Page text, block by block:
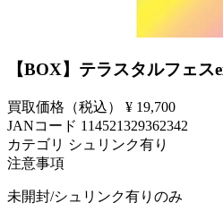
【BOX】テラスタルフェス
買取価格（税込）
¥ 19,700
JANコード 114521329362342
カテゴリ シュリンク有り
注意事項
未開封/シュリンク有りのみ